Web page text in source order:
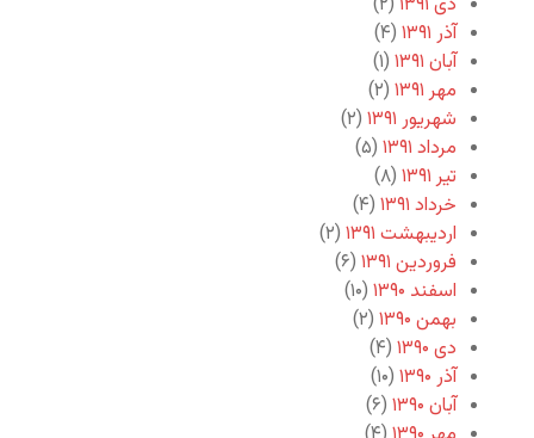
آذر ۱۳۹۱
(۴)
آبان ۱۳۹۱
(۱)
مهر ۱۳۹۱
(۲)
شهریور ۱۳۹۱
(۲)
مرداد ۱۳۹۱
(۵)
تیر ۱۳۹۱
(۸)
خرداد ۱۳۹۱
(۴)
اردیبهشت ۱۳۹۱
(۲)
فروردین ۱۳۹۱
(۶)
اسفند ۱۳۹۰
(۱۰)
بهمن ۱۳۹۰
(۲)
دی ۱۳۹۰
(۴)
آذر ۱۳۹۰
(۱۰)
آبان ۱۳۹۰
(۶)